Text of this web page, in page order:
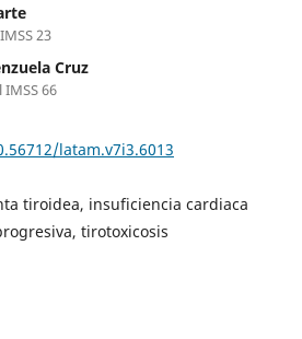
23
Cruz
66
latam.v7i3.6013
tiroidea, insuficiencia cardiaca
tirotoxicosis